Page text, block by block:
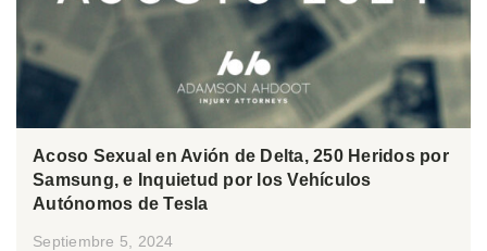
Acoso Sexual en Avión de Delta, 250 Heridos por
Samsung, e Inquietud por los Vehículos
Autónomos de Tesla
Septiembre 5, 2024